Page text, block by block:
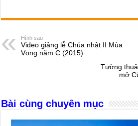
c
e
b
k
ss
n
at
A
e
d
s
Hình sau
Video giảng lễ Chúa nhật II Mùa
Vọng năm C (2015)
Tường
mở
Bài cùng chuyên mục